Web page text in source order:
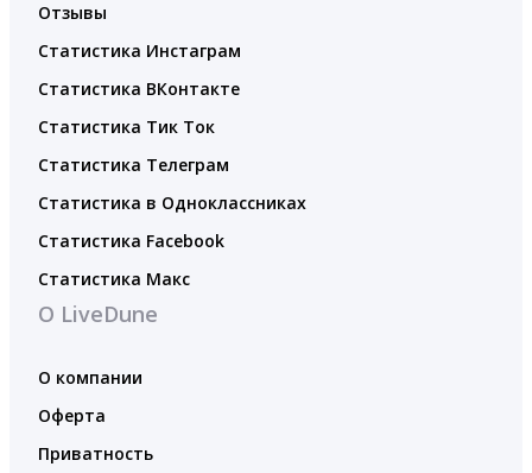
Отзывы
Статистика Инстаграм
Статистика ВКонтакте
Статистика Тик Ток
Статистика Телеграм
Статистика в Одноклассниках
Статистика Facebook
Статистика Макс
О LiveDune
О компании
Оферта
Приватность